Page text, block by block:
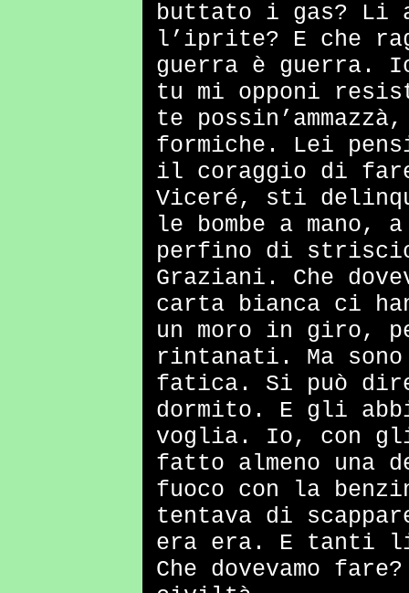
buttato i gas? Li
l’iprite? E che
guerra è guerra.
tu mi opponi
te
formiche. Lei
il coraggio di
Viceré, sti
le bombe a mano,
perfino di
Graziani. Che
carta bianca ci
un moro in giro,
rintanati. Ma
fatica. Si può dire
dormito. E gli
voglia. Io, con
fatto almeno una
fuoco con la
tentava di
era era. E tanti
Che dovevamo